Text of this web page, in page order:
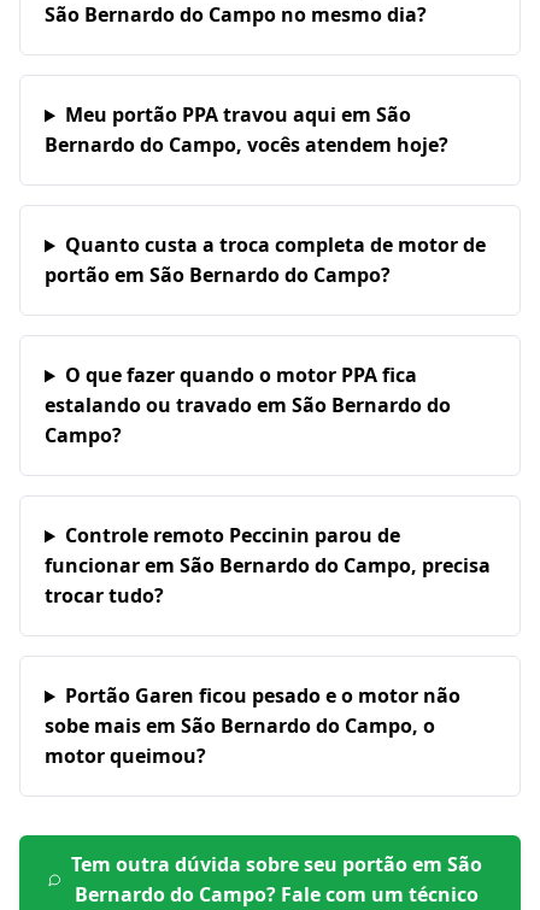
São Bernardo do Campo no mesmo dia?
Meu portão PPA travou aqui em São
Bernardo do Campo, vocês atendem hoje?
Quanto custa a troca completa de motor de
portão em São Bernardo do Campo?
O que fazer quando o motor PPA fica
estalando ou travado em São Bernardo do
Campo?
Controle remoto Peccinin parou de
funcionar em São Bernardo do Campo, precisa
trocar tudo?
Portão Garen ficou pesado e o motor não
sobe mais em São Bernardo do Campo, o
motor queimou?
Tem outra dúvida sobre seu portão em São
Bernardo do Campo? Fale com um técnico